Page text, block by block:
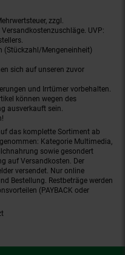
zzgl.
UVP:
(Stückzahl/Mengeneinheit)
sich auf unseren zuvor
und Irrtümer vorbehalten.
können wegen des
ausverkauft sein.
das komplette Sortiment ab
Kategorie Multimedia,
sowie gesondert
auf Versandkosten. Der
versendet. Nur online
Bestellung. Restbeträge werden
(PAYBACK oder